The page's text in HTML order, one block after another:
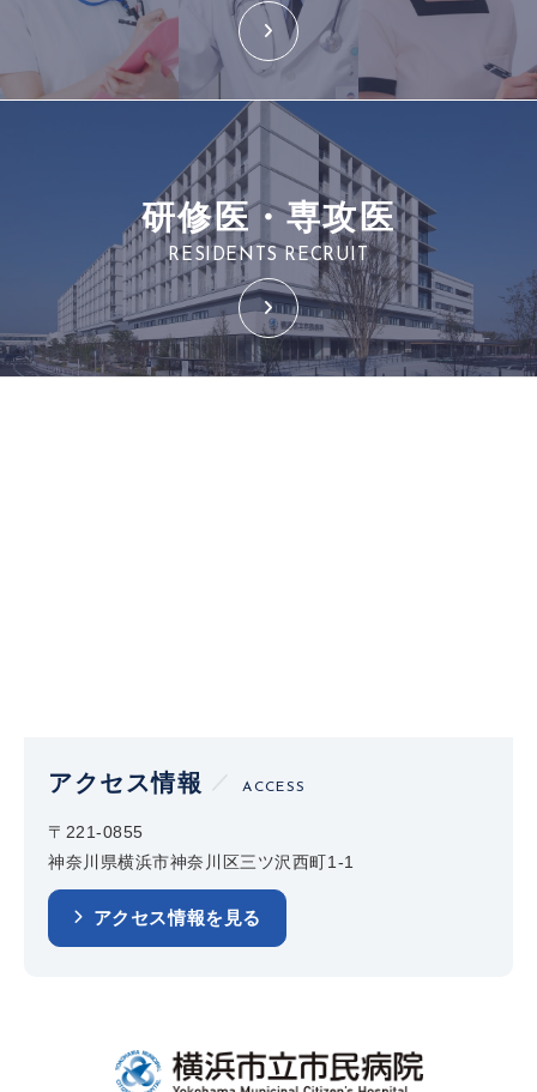
研修医・専攻医
RESIDENTS RECRUIT
アクセス情報 ACCESS
〒221-0855
神奈川県横浜市神奈川区三ツ沢西町1-1
アクセス情報を見る